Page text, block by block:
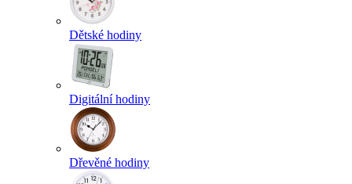
Dětské hodiny
Digitální hodiny
Dřevěné hodiny